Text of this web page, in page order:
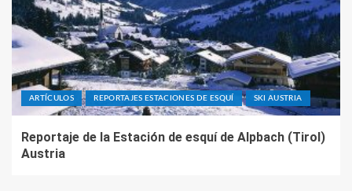
ARTÍCULOS REPORTAJES ESTACIONES DE ESQUÍ SKI AUSTRIA
Reportaje de la Estación de esquí de Alpbach (Tirol)
Austria